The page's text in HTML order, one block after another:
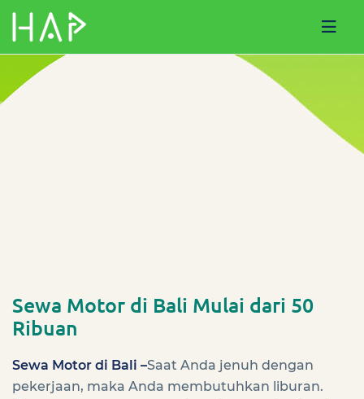
Sewa Motor di Bali Mulai dari 50
Ribuan
Sewa Motor di Bali –Saat Anda jenuh dengan
pekerjaan, maka Anda membutuhkan liburan.